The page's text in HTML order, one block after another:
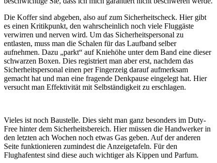
Die Koffer sind abgeben, also auf zum Sicherheitscheck. Hier gibt
es einen Kritikpunkt, den wahrscheinlich noch viele Fluggäste
verwirren und nerven wird. Um das Sicherheitspersonal zu
entlasten, muss man die Schalen für das Laufband selber
aufnehmen. Dazu „parkt“ auf Kniehöhe unter dem Band eine dieser
schwarzen Boxen. Dies registriert man aber erst, nachdem das
Sicherheitspersonal einen per Fingerzeig darauf aufmerksam
gemacht hat und man eine fragende Denkpause eingelegt hat. Hier
versucht man Effektivität mit Selbständigkeit zu erschlagen.
Vieles ist noch Baustelle. Dies sieht man ganz besonders im Duty-
Free hinter dem Sicherheitsbereich. Hier müssen die Handwerker in
den letzten ach Wochen noch etwas Gas geben. Auf der anderen
Seite funktionieren zumindest die Anzeigetafeln. Für den
Flughafentest sind diese auch wichtiger als Kippen und Parfum.